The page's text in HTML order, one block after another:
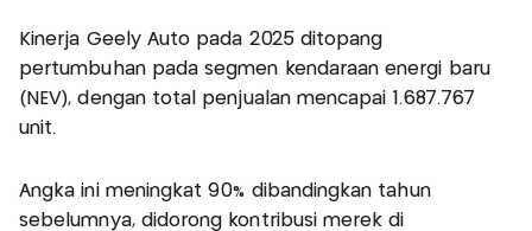
Kinerja Geely Auto pada 2025 ditopang
pertumbuhan pada segmen kendaraan energi baru
(NEV), dengan total penjualan mencapai 1.687.767
unit.
Angka ini meningkat 90% dibandingkan tahun
sebelumnya, didorong kontribusi merek di